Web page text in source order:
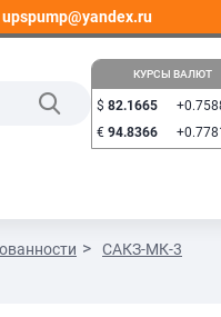
upspump@yandex.ru
КУРСЫ ВАЛЮТ
$ 82.1665
€ 94.8366
САКЗ-МК-3